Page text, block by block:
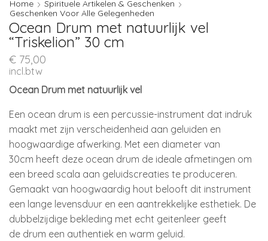
Home
Spirituele Artikelen & Geschenken
Geschenken Voor Alle Gelegenheden
Ocean Drum met natuurlijk vel
“Triskelion” 30 cm
€ 75,00
incl.btw
Ocean Drum met natuurlijk vel
Een ocean drum is een percussie-instrument dat indruk
maakt met zijn verscheidenheid aan geluiden en
hoogwaardige afwerking. Met een diameter van
30cm heeft deze ocean drum de ideale afmetingen om
een breed scala aan geluidscreaties te produceren.
Gemaakt van hoogwaardig hout belooft dit instrument
een lange levensduur en een aantrekkelijke esthetiek. De
dubbelzijdige bekleding met echt geitenleer geeft
de drum een authentiek en warm geluid.